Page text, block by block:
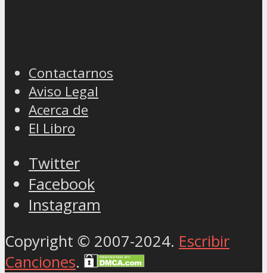
Contactarnos
Aviso Legal
Acerca de
El Libro
Twitter
Facebook
Instagram
Copyright © 2007-2024. Escribir
Canciones.